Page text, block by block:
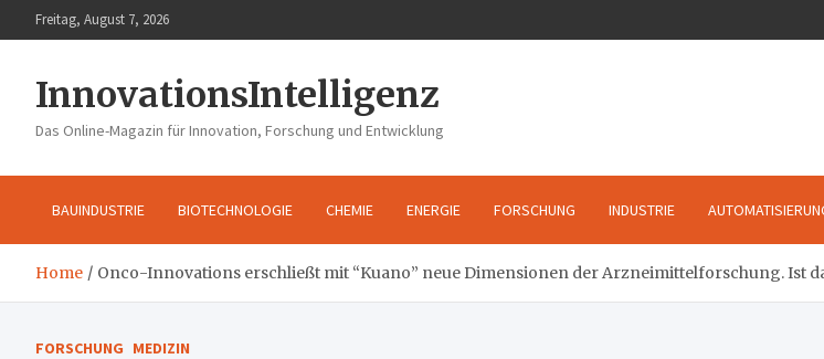
to
Freitag, August 7, 2026
InnovationsIntelligenz
Das Online-Magazin für Innovation, Forschung und Entwicklung
BAUINDUSTRIE BIOTECHNOLOGIE CHEMIE ENERGIE FORSCHUNG INDUSTRIE
Home Onco-Innovations erschließt mit “Kuano” neue Dimensionen der Arzneimittelforschung. Ist
FORSCHUNG MEDIZIN